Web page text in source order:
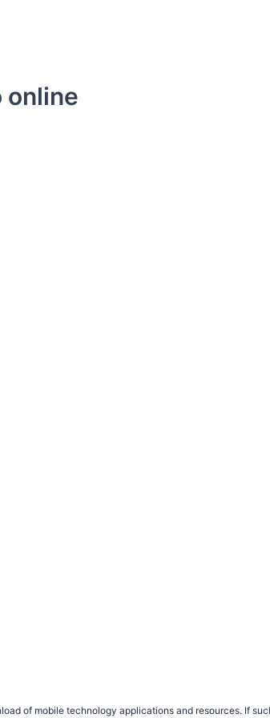
online
of mobile technology applications and resources. If